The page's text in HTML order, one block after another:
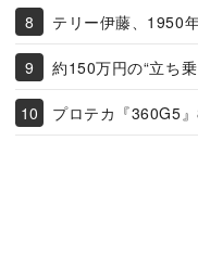
テリー伊藤、1950
約150万円の“立ち
プロテカ『360G5